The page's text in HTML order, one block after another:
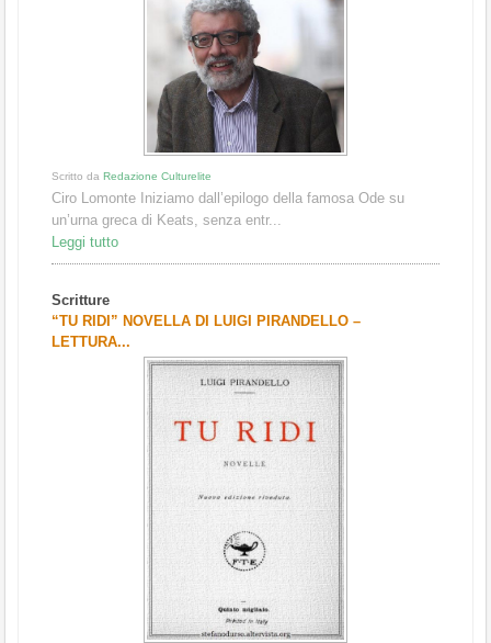
Scritto da Redazione Culturelite
Ciro Lomonte Iniziamo dall’epilogo della famosa Ode su
un’urna greca di Keats, senza entr...
Leggi tutto
Scritture
“TU RIDI” NOVELLA DI LUIGI PIRANDELLO –
LETTURA...